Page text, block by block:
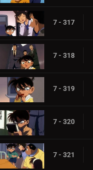
7 - 317
7 - 318
7 - 319
7 - 320
7 - 321